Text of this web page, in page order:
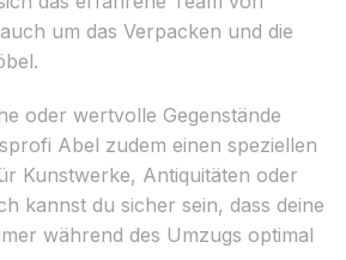
um das Verpacken und die
oder wertvolle Gegenstände
Abel zudem einen speziellen
Kunstwerke, Antiquitäten oder
kannst du sicher sein, dass deine
während des Umzugs optimal